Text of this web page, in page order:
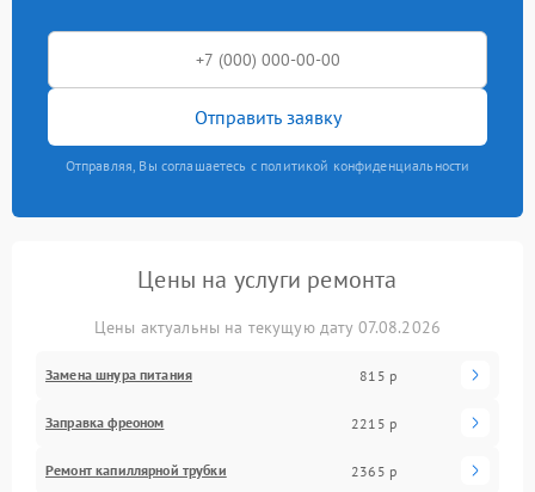
Отправить заявку
Отправляя, Вы соглашаетесь с политикой конфиденциальности
Цены на услуги ремонта
Цены актуальны на текущую дату 07.08.2026
Замена шнура питания 815 р
Заправка фреоном 2215 р
Ремонт капиллярной трубки 2365 р